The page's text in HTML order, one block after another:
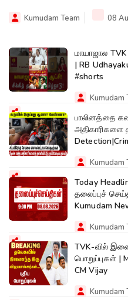
Kumudam Team 08
மாயாஜால TVK
| RB
#shorts
Kumudam
பாலினத்தை
அதிகாரிகளை
Kumudam
Today
தலைப்புச்
Kumudam
Kumudam
TVK-வில்
பொறுப்புகள் |
CM Vijay
Kumudam